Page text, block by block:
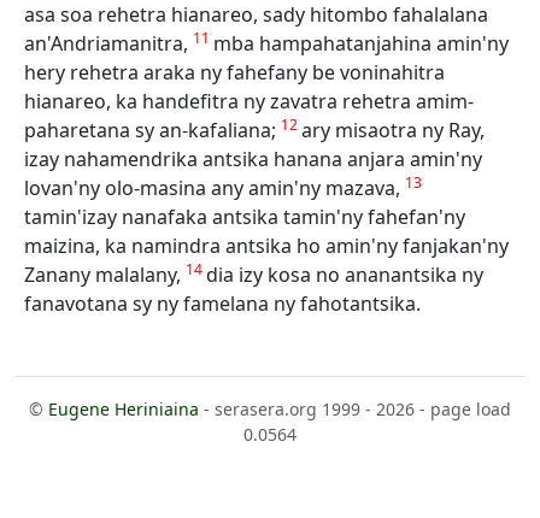
asa soa rehetra hianareo, sady hitombo fahalalana
an'Andriamanitra, 11 mba hampahatanjahina amin'ny
hery rehetra araka ny fahefany be voninahitra
hianareo, ka handefitra ny zavatra rehetra amim-
paharetana sy an-kafaliana; 12ary misaotra ny Ray,
izay nahamendrika antsika hanana anjara amin'ny
lovan'ny olo-masina any amin'ny mazava, 13
tamin'izay nanafaka antsika tamin'ny fahefan'ny
maizina, ka namindra antsika ho amin'ny fanjakan'ny
Zanany malalany, 14dia izy kosa no ananantsika ny
fanavotana sy ny famelana ny fahotantsika.
© Eugene Heriniaina - serasera.org 1999 - 2026 - page load
0.0564